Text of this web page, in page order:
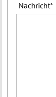
Nachricht*